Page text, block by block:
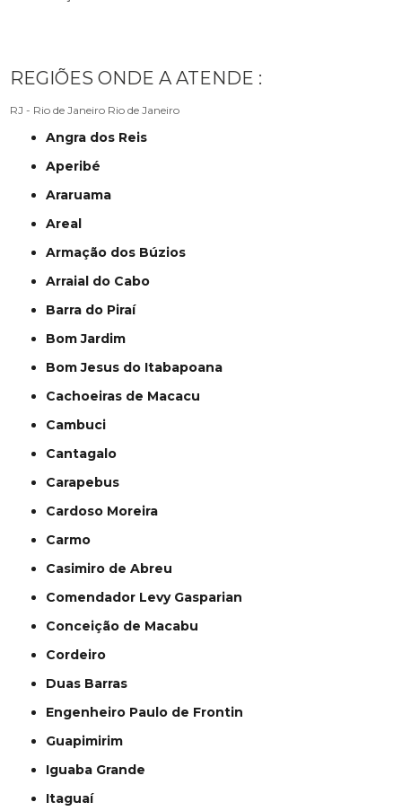
REGIÕES ONDE A ATENDE :
RJ - Rio de Janeiro Rio de Janeiro
Angra dos Reis
Aperibé
Araruama
Areal
Armação dos Búzios
Arraial do Cabo
Barra do Piraí
Bom Jardim
Bom Jesus do Itabapoana
Cachoeiras de Macacu
Cambuci
Cantagalo
Carapebus
Cardoso Moreira
Carmo
Casimiro de Abreu
Comendador Levy Gasparian
Conceição de Macabu
Cordeiro
Duas Barras
Engenheiro Paulo de Frontin
Guapimirim
Iguaba Grande
Itaguaí